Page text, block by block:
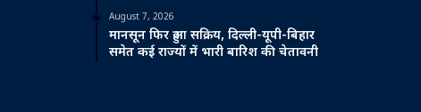
August 7, 2026
मानसून फिर हुआ सक्रिय, दिल्ली-यूपी-बिहार
समेत कई राज्यों में भारी बारिश की चेतावनी